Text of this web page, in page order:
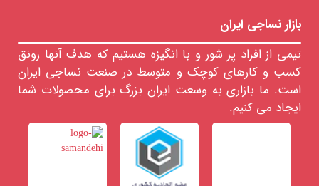
ابزار
تجهیزات
تاسیسات
خدمات
مهندسی
بازار نساجی ایران
تیمی از افراد پر شور و با انگیزه هستیم که هدف آنها رونق
کسب و کارهای کوچک و متوسط در صنعت نساجی ایران
است. ما بازاری به وسعت ایران بزرگ برای محصولات شما
ایجاد می کنیم.